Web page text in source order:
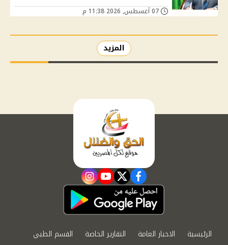
المزيد
facebook
twitter
youtube
instagram
الرئيسية الاخبار العامة التقارير الخاصة القسم الطبي